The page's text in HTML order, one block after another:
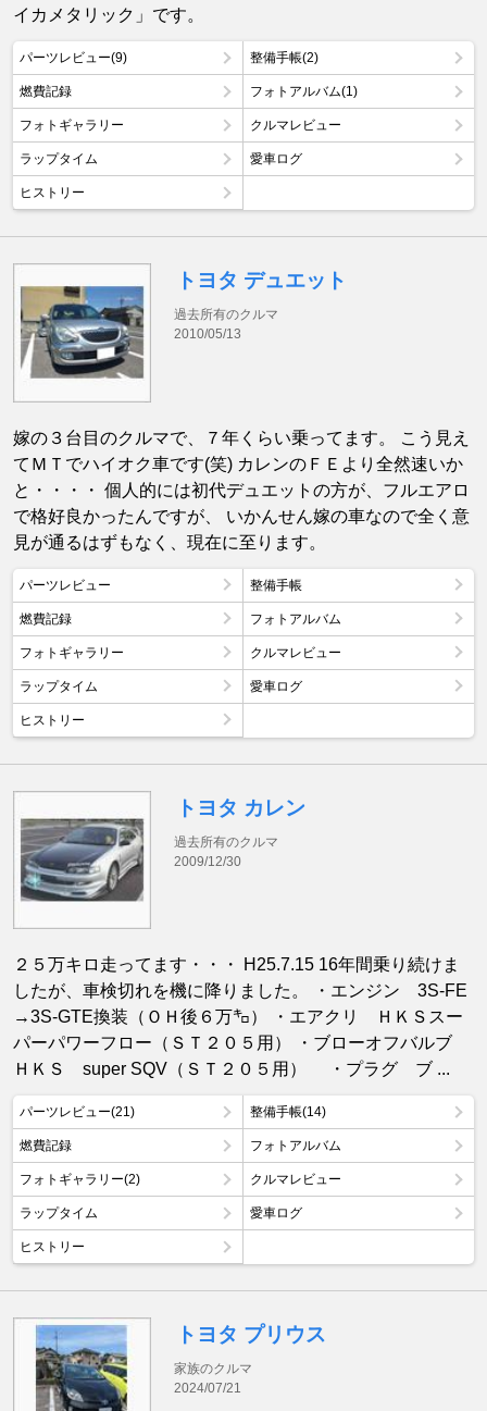
イカメタリック」です。
パーツレビュー(9) 整備手帳(2)
燃費記録 フォトアルバム(1)
フォトギャラリー クルマレビュー
ラップタイム 愛車ログ
ヒストリー
トヨタ デュエット
過去所有のクルマ
2010/05/13
嫁の３台目のクルマで、７年くらい乗ってます。 こう見え
てＭＴでハイオク車です(笑) カレンのＦＥより全然速いか
と・・・・ 個人的には初代デュエットの方が、フルエアロ
で格好良かったんですが、 いかんせん嫁の車なので全く意
見が通るはずもなく、現在に至ります。
パーツレビュー 整備手帳
燃費記録 フォトアルバム
フォトギャラリー クルマレビュー
ラップタイム 愛車ログ
ヒストリー
トヨタ カレン
過去所有のクルマ
2009/12/30
２５万キロ走ってます・・・ H25.7.15 16年間乗り続けま
したが、車検切れを機に降りました。 ・エンジン 3S-FE
→3S-GTE換装（ＯＨ後６万㌔） ・エアクリ ＨＫＳスー
パーパワーフロー（ＳＴ２０５用） ・ブローオフバルブ
ＨＫＳ super SQV（ＳＴ２０５用） ・プラグ ブ ...
パーツレビュー(21) 整備手帳(14)
燃費記録 フォトアルバム
フォトギャラリー(2) クルマレビュー
ラップタイム 愛車ログ
ヒストリー
トヨタ プリウス
家族のクルマ
2024/07/21